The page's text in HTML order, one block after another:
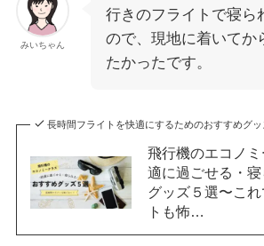
みいちゃん
行きのフライトで寝ら
ので、現地に着いてか
たかったです。
長時間フライトを快適にするためのおすすめグッ
飛行機のエコノ
適に過ごせる・
グッズ５選〜こ
トも怖…